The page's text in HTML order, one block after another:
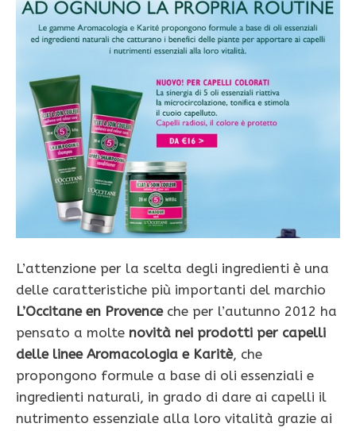
L’attenzione per la scelta degli ingredienti è una
delle caratteristiche più importanti del marchio
L’Occitane en Provenceche per l’autunno 2012 ha
pensato a molte novità nei prodotti per capelli
delle linee Aromacologia e Karitè, che
propongono formule a base di oli essenziali e
ingredienti naturali, in grado di dare ai capelli il
nutrimento essenziale alla loro vitalità grazie ai